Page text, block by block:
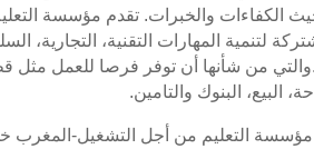
الكفاءات والخبرات. تقدم مؤسسة
لتنمية المهارات التقنية،
من شأنها أن توفر فرصا للعمل مثل
البيع، البنوك والتامين.
التعليم من أجل التشغيل-المغرب